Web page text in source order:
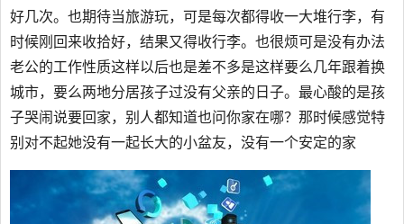
好几次。也期待当旅游玩，可是每次都得收一大堆行李，有
时候刚回来收拾好，结果又得收行李。也很烦可是没有办法
老公的工作性质这样以后也是差不多是这样要么几年跟着换
城市，要么两地分居孩子过没有父亲的日子。最心酸的是孩
子哭闹说要回家，别人都知道也问你家在哪？那时候感觉特
别对不起她没有一起长大的小盆友，没有一个安定的家